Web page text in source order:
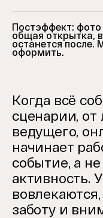
Постэффект:
общая открытка,
останется после.
оформить.
Когда всё
сценарии, от
ведущего,
начинает
событие, а
активность.
заботу и